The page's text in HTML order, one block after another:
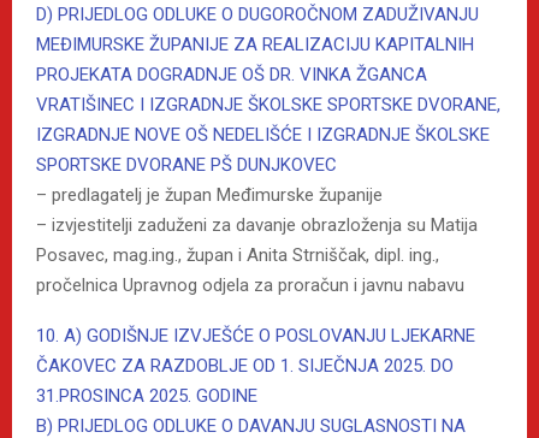
D) PRIJEDLOG ODLUKE O DUGOROČNOM ZADUŽIVANJU
MEĐIMURSKE ŽUPANIJE ZA REALIZACIJU KAPITALNIH
PROJEKATA DOGRADNJE OŠ DR. VINKA ŽGANCA
VRATIŠINEC I IZGRADNJE ŠKOLSKE SPORTSKE DVORANE,
IZGRADNJE NOVE OŠ NEDELIŠĆE I IZGRADNJE ŠKOLSKE
SPORTSKE DVORANE PŠ DUNJKOVEC
– predlagatelj je župan Međimurske županije
– izvjestitelji zaduženi za davanje obrazloženja su Matija
Posavec, mag.ing., župan i Anita Strniščak, dipl. ing.,
pročelnica Upravnog odjela za proračun i javnu nabavu
10. A) GODIŠNJE IZVJEŠĆE O POSLOVANJU LJEKARNE
ČAKOVEC ZA RAZDOBLJE OD 1. SIJEČNJA 2025. DO
31.PROSINCA 2025. GODINE
B) PRIJEDLOG ODLUKE O DAVANJU SUGLASNOSTI NA